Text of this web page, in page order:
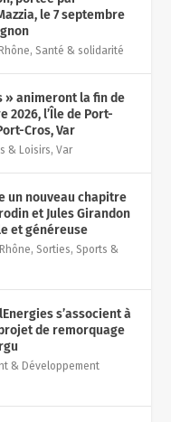
le 7 septembre
,Santé & solidarité
» animeront la fin de
2026, l’Île de Port-
Cros, Var
& Loisirs,Var
un nouveau chapitre
et Jules Girandon
et généreuse
,Sorties, Sports &
s’associent à
de remorquage
& Développement